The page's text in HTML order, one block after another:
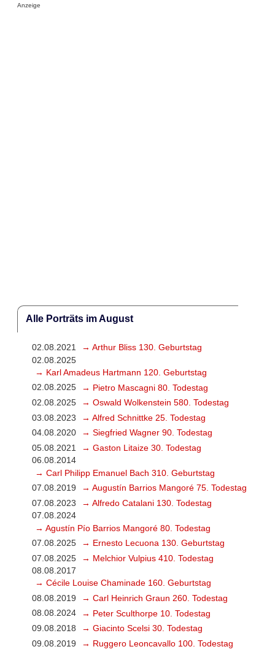
Anzeige
Alle Porträts im August
02.08.2021
→ Arthur Bliss 130. Geburtstag
02.08.2025
→ Karl Amadeus Hartmann 120. Geburtstag
02.08.2025
→ Pietro Mascagni 80. Todestag
02.08.2025
→ Oswald Wolkenstein 580. Todestag
03.08.2023
→ Alfred Schnittke 25. Todestag
04.08.2020
→ Siegfried Wagner 90. Todestag
05.08.2021
→ Gaston Litaize 30. Todestag
06.08.2014
→ Carl Philipp Emanuel Bach 310. Geburtstag
07.08.2019
→ Augustín Barrios Mangoré 75. Todestag
07.08.2023
→ Alfredo Catalani 130. Todestag
07.08.2024
→ Agustín Pío Barrios Mangoré 80. Todestag
07.08.2025
→ Ernesto Lecuona 130. Geburtstag
07.08.2025
→ Melchior Vulpius 410. Todestag
08.08.2017
→ Cécile Louise Chaminade 160. Geburtstag
08.08.2019
→ Carl Heinrich Graun 260. Todestag
08.08.2024
→ Peter Sculthorpe 10. Todestag
09.08.2018
→ Giacinto Scelsi 30. Todestag
09.08.2019
→ Ruggero Leoncavallo 100. Todestag